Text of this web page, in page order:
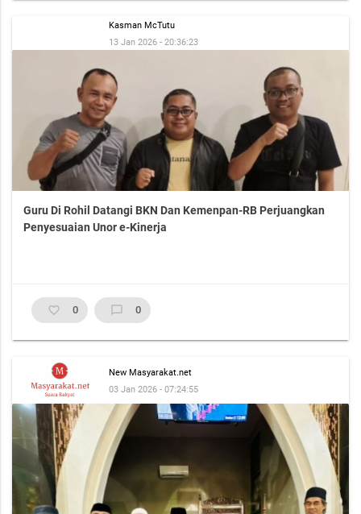
Kasman McTutu
13 Jan 2026 - 20:36:23
Guru Di Rohil Datangi BKN Dan Kemenpan-RB Perjuangkan
Penyesuaian Unor e-Kinerja
favorite_border 0 chat_bubble_outline 0
New Masyarakat.net
03 Jan 2026 - 07:24:55